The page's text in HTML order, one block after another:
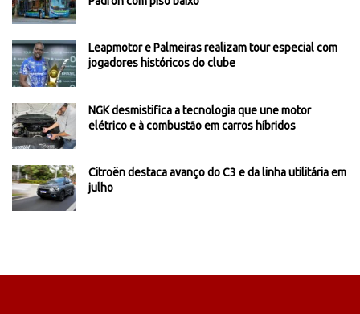
Leapmotor e Palmeiras realizam tour especial com
jogadores históricos do clube
NGK desmistifica a tecnologia que une motor
elétrico e à combustão em carros híbridos
Citroën destaca avanço do C3 e da linha utilitária em
julho